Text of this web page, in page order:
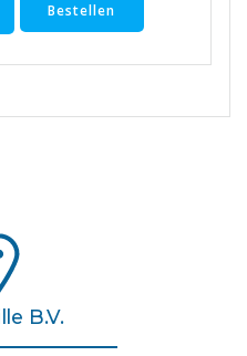
Bestellen
B.V.